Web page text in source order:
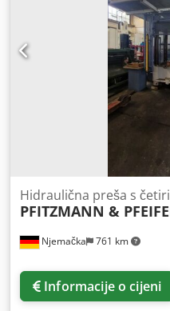
Njemačka 761 km
Hidraulična preša s
PFITZMANN &
Informacije o cijeni